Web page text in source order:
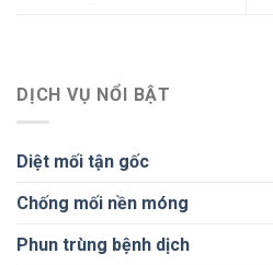
DỊCH VỤ NỔI BẬT
Diệt mối tận gốc
Chống mối nền móng
Phun trùng bệnh dịch